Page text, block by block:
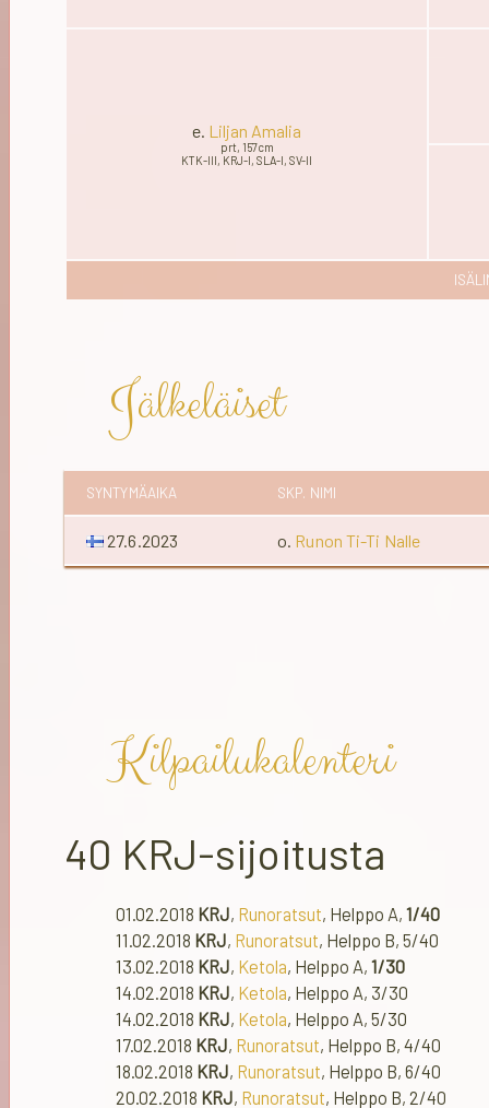
e. Liljan Amalia
prt, 157cm
KTK-III, KRJ-I, SLA-I, SV-II
Jälkeläiset
SYNTYMÄAIKA SKP. NIMI
27.6.2023 o. Runon Ti-Ti Nalle
Kilpailukalenteri
40 KRJ-sijoitusta
01.02.2018 KRJ, Runoratsut, Helppo A, 1/40
11.02.2018 KRJ, Runoratsut, Helppo B, 5/40
13.02.2018 KRJ, Ketola, Helppo A, 1/30
14.02.2018 KRJ, Ketola, Helppo A, 3/30
14.02.2018 KRJ, Ketola, Helppo A, 5/30
17.02.2018 KRJ, Runoratsut, Helppo B, 4/40
18.02.2018 KRJ, Runoratsut, Helppo B, 6/40
20.02.2018 KRJ, Runoratsut, Helppo B, 2/40